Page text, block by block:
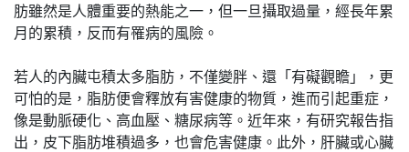
肪雖然是人體重要的熱能之一，但一旦攝取過量，經長年累
月的累積，反而有罹病的風險。
若人的內臟屯積太多脂肪，不僅變胖、還「有礙觀瞻」，更
可怕的是，脂肪便會釋放有害健康的物質，進而引起重症，
像是動脈硬化、高血壓、糖尿病等。近年來，有研究報告指
出，皮下脂肪堆積過多，也會危害健康。此外，肝臟或心臟